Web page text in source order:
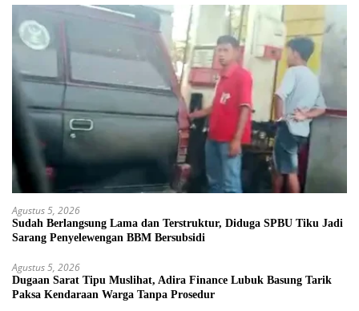
Agustus 5, 2026
Sudah Berlangsung Lama dan Terstruktur, Diduga SPBU Tiku Jadi
Sarang Penyelewengan BBM Bersubsidi
Agustus 5, 2026
Dugaan Sarat Tipu Muslihat, Adira Finance Lubuk Basung Tarik
Paksa Kendaraan Warga Tanpa Prosedur